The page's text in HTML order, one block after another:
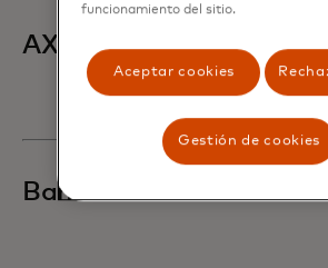
AXA Hong Kong y
Banca March
funcionamiento del sitio.
Aceptar cookies
Gestión de cookies